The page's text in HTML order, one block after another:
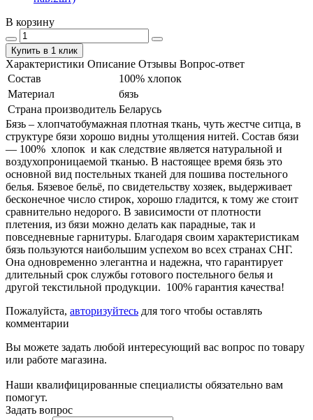
В корзину
Купить в 1 клик
Характеристики Описание Отзывы Вопрос-ответ
Состав
100% хлопок
Материал
бязь
Страна производитель Беларусь
Бязь – хлопчатобумажная плотная ткань, чуть жестче ситца, в
структуре бязи хорошо видны утолщения нитей. Состав бязи
― 100% хлопок и как следствие является натуральной и
воздухопроницаемой тканью. В настоящее время бязь это
основной вид постельных тканей для пошива постельного
белья. Бязевое бельё, по свидетельству хозяек, выдерживает
бесконечное число стирок, хорошо гладится, к тому же стоит
сравнительно недорого. В зависимости от плотности
плетения, из бязи можно делать как парадные, так и
повседневные гарнитуры. Благодаря своим характеристикам
бязь пользуются наибольшим успехом во всех странах СНГ.
Она одновременно элегантна и надежна, что гарантирует
длительный срок службы готового постельного белья и
другой текстильной продукции. 100% гарантия качества!
Пожалуйста, авторизуйтесь для того чтобы оставлять
комментарии
Вы можете задать любой интересующий вас вопрос по товару
или работе магазина.
Наши квалифицированные специалисты обязательно вам
помогут.
Задать вопрос